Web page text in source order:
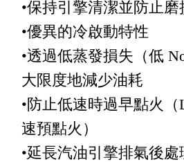
•保持引擎清潔並防止磨
•優異的冷啟動特性
•透過低蒸發損失（低
大限度地減少油耗
•防止低速時過早點火
速預點火）
•延長汽油引擎排氣後處